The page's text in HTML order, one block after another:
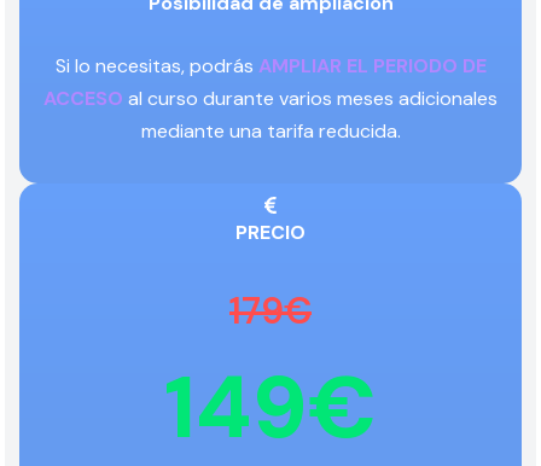
Si lo necesitas, podrás AMPLIAR EL PERIODO DE
ACCESO al curso durante varios meses adicionales
mediante una tarifa reducida.
PRECIO
179€
149€